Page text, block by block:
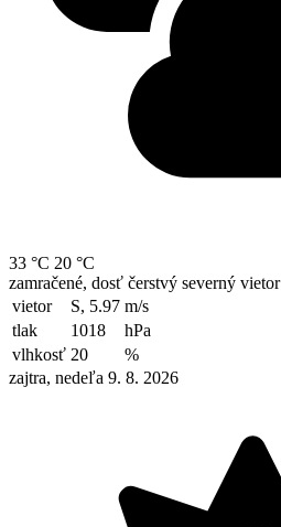
33 °C 20 °C
zamračené, dosť čerstvý severný vietor
vietor
S, 5.97 m/s
tlak
1018
hPa
vlhkosť 20
%
zajtra, nedeľa 9. 8. 2026